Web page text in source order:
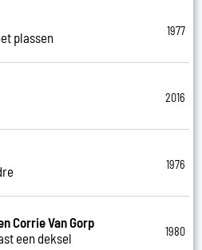
plassen
1977
2016
1976
Corrie Van Gorp
een deksel
1980